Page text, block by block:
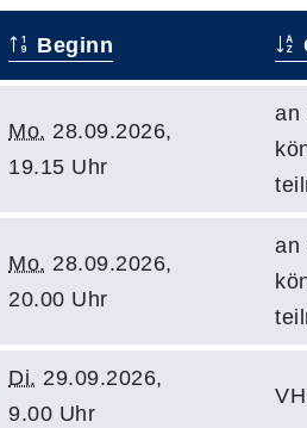
Beginn
Mo. 28.09.2026,
19.15 Uhr
an
Mo. 28.09.2026,
20.00 Uhr
an
Di. 29.09.2026,
9.00 Uhr